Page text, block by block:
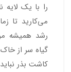
را با یک لایه
می‌کارید تا
گیاه سر از
کاشت بذر